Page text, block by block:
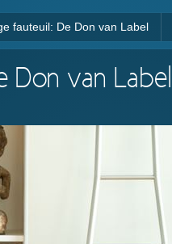
fauteuil: De Don van Label
Don van Label